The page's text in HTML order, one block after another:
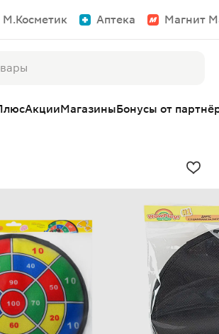
М.Косметик Аптека Магнит
АкцииМагазиныБонусы от